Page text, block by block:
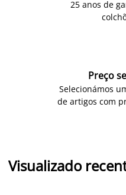
25 anos de
Preço
Selecionámos
de artigos com
Visualizado